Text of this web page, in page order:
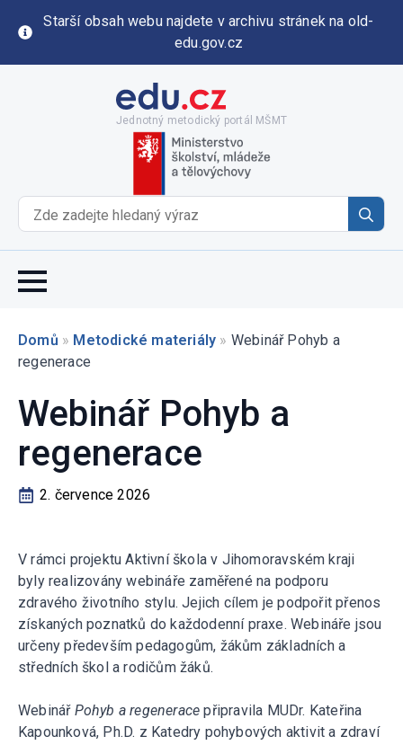
Starší obsah webu najdete v archivu stránek na old-
edu.gov.cz
Jednotný metodický portál MŠMT
for:
Domů » Metodické materiály » Webinář Pohyb a
regenerace
Webinář Pohyb a
regenerace
2. července 2026
V rámci projektu Aktivní škola v Jihomoravském kraji
byly realizovány webináře zaměřené na podporu
zdravého životního stylu. Jejich cílem je podpořit přenos
získaných poznatků do každodenní praxe. Webináře jsou
určeny především pedagogům, žákům základních a
středních škol a rodičům žáků.
Webinář Pohyb a regeneracepřipravila MUDr. Kateřina
Kapounková, Ph.D. z Katedry pohybových aktivit a zdraví